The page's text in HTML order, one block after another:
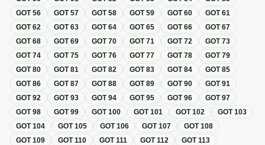
GOT56 GOT57 GOT58 GOT59 GOT60 GOT61
GOT62 GOT63 GOT64 GOT65 GOT66 GOT67
GOT68 GOT69 GOT70 GOT71 GOT72 GOT73
GOT74 GOT75 GOT76 GOT77 GOT78 GOT79
GOT80 GOT81 GOT82 GOT83 GOT84 GOT85
GOT86 GOT87 GOT88 GOT89 GOT90 GOT91
GOT92 GOT93 GOT94 GOT95 GOT96 GOT97
GOT98 GOT99 GOT100 GOT101 GOT102 GOT103
GOT104 GOT105 GOT106 GOT107 GOT108
GOT109 GOT110 GOT111 GOT112 GOT113